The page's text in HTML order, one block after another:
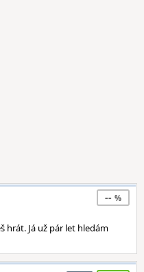
--
hrát. Já už pár let hledám